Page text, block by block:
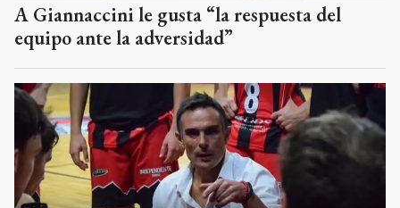
A Giannaccini le gusta “la respuesta del
equipo ante la adversidad”